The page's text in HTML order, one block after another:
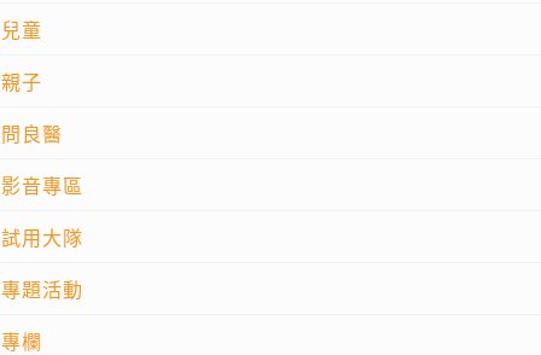
兒童
親子
問良醫
影音專區
試用大隊
專題活動
專欄